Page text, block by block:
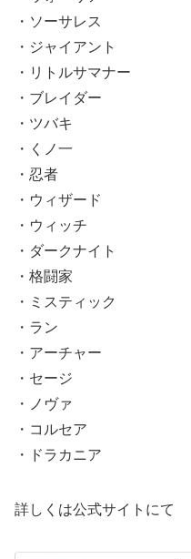
・ソーサレス
・ジャイアント
・リトルサマナー
・ブレイダー
・ツバキ
・くノ一
・忍者
・ウィザード
・ウィッチ
・ダークナイト
・格闘家
・ミスティック
・ラン
・アーチャー
・セージ
・ノヴァ
・コルセア
・ドラカニア
詳しくは公式サイトにて